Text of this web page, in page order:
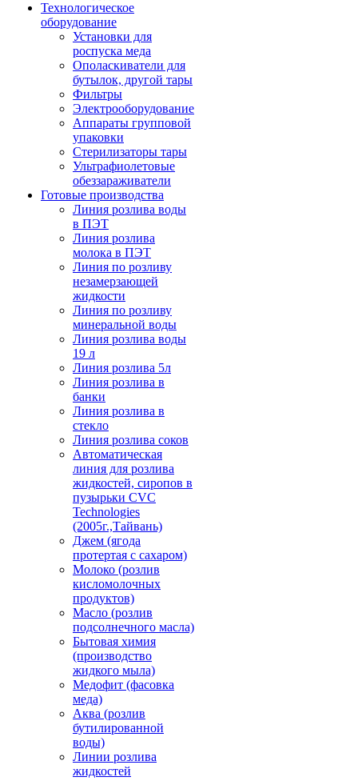
Технологическое
оборудование
Установки для
роспуска меда
Ополаскиватели для
бутылок, другой тары
Фильтры
Электрооборудование
Аппараты групповой
упаковки
Стерилизаторы тары
Ультрафиолетовые
обеззараживатели
Готовые производства
Линия розлива воды
в ПЭТ
Линия розлива
молока в ПЭТ
Линия по розливу
незамерзающей
жидкости
Линия по розливу
минеральной воды
Линия розлива воды
19 л
Линия розлива 5л
Линия розлива в
банки
Линия розлива в
стекло
Линия розлива соков
Автоматическая
линия для розлива
жидкостей, сиропов в
пузырьки CVC
Technologies
(2005г.,Тайвань)
Джем (ягода
протертая с сахаром)
Молоко (розлив
кисломолочных
продуктов)
Масло (розлив
подсолнечного масла)
Бытовая химия
(производство
жидкого мыла)
Медофит (фасовка
меда)
Аква (розлив
бутилированной
воды)
Линии розлива
жидкостей